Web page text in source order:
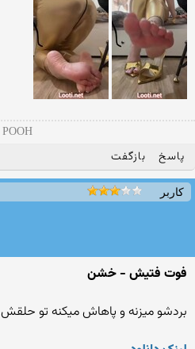
POOH
پاسخ بازگفت
کاربر
فوت فتيش - خشن
بردشو ميزنه و پاهاش ميکنه تو حلقش